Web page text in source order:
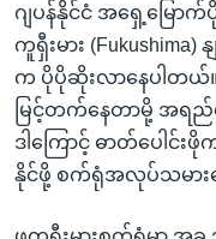
ရန်
ရှာဖွေ
ရန်
နေရာ
သို့
ကျော်
ဘာသာစကားများ
ဂျပန်နိုင်ငံ အရှေ့မြော
ကူရှီးမား
က ပိုပိုဆိုးလာနေပါတယ်
မြင့်တက်နေတာမို့ အရည်
ဒါကြောင့် ဓာတ်ပေါင်း
နိုင်ဖို့ စက်ရုံအလုပ်သမား